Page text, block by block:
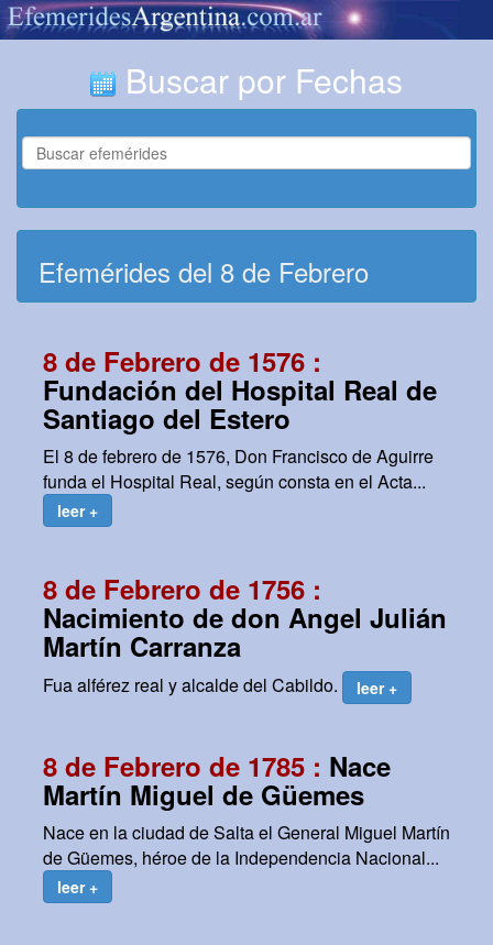
Buscar por Fechas
Efemérides del 8 de Febrero
8 de Febrero de 1576 :
Fundación del Hospital Real de
Santiago del Estero
El 8 de febrero de 1576, Don Francisco de Aguirre
funda el Hospital Real, según consta en el Acta...
leer +
8 de Febrero de 1756 :
Nacimiento de don Angel Julián
Martín Carranza
Fua alférez real y alcalde del Cabildo. leer +
8 de Febrero de 1785 : Nace
Martín Miguel de Güemes
Nace en la ciudad de Salta el General Miguel Martín
de Güemes, héroe de la Independencia Nacional...
leer +